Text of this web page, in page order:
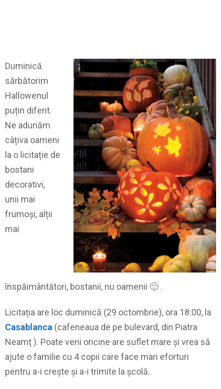
Duminică
sărbătorim
Hallowenul
puțin diferit.
Ne adunăm
câțiva oameni
la o licitație de
bostani
decorativi,
unii mai
frumoși, alții
mai
înspăimântători, bostanii, nu oamenii 🙂 .
Licitația are loc duminică (29 octombrie), ora 18:00, la
Casablanca (cafeneaua de pe bulevard, din Piatra
Neamț ). Poate veni oricine are suflet mare și vrea să
ajute o familie cu 4 copii care face mari eforturi
pentru a-i crește și a-i trimite la școlă.